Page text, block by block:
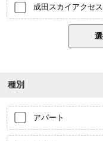
成田スカイアクセス
種別
アパート